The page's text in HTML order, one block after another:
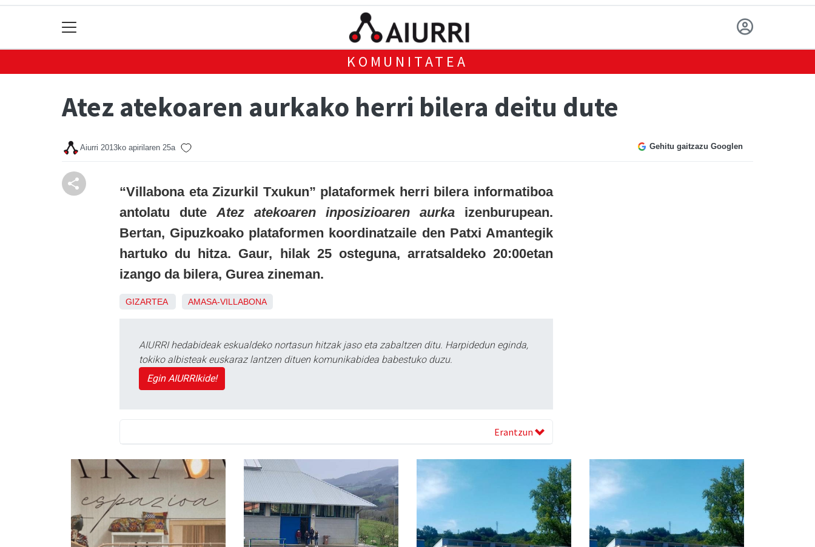
KOMUNITATEA
Atez atekoaren aurkako herri bilera deitu dute
Aiurri 2013ko apirilaren 25a Gehitu gaitzazu Googlen
“Villabona eta Zizurkil Txukun” plataformek herri bilera informatiboa
antolatu dute Atez atekoaren inposizioaren aurka izenburupean.
Bertan, Gipuzkoako plataformen koordinatzaile den Patxi Amantegik
hartuko du hitza. Gaur, hilak 25 osteguna, arratsaldeko 20:00etan
izango da bilera, Gurea zineman.
GIZARTEA AMASA-VILLABONA
AIURRI hedabideak eskualdeko nortasun hitzak jaso eta zabaltzen ditu. Harpidedun eginda,
tokiko albisteak euskaraz lantzen dituen komunikabidea babestuko duzu.
Egin AIURRIkide!
Erantzun